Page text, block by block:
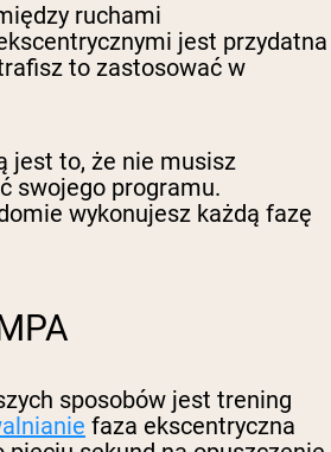
ruchami
jest przydatna
to zastosować w
jest to, że nie musisz
swojego programu.
wykonujesz każdą fazę
sposobów jest trening
faza ekscentryczna